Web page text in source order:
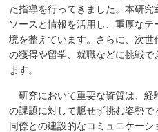
た指導を行ってきました。本研
ソースと情報を活用し、重厚な
境を整えています。さらに、次
の獲得や留学、就職などに挑戦
ます。
研究において重要な資質は、経
の課題に対して臆せず挑む姿勢で
同僚との建設的なコミュニケー